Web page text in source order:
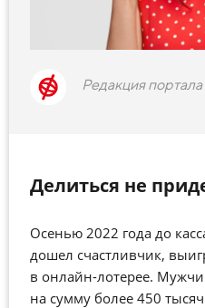
Редакция
Делиться не
Осенью 2022 года до
дошел счастливчик,
в онлайн-лотерее.
на сумму более 450